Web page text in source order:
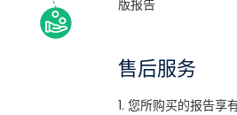
版报告
售后服务
1. 您所购买的报告享